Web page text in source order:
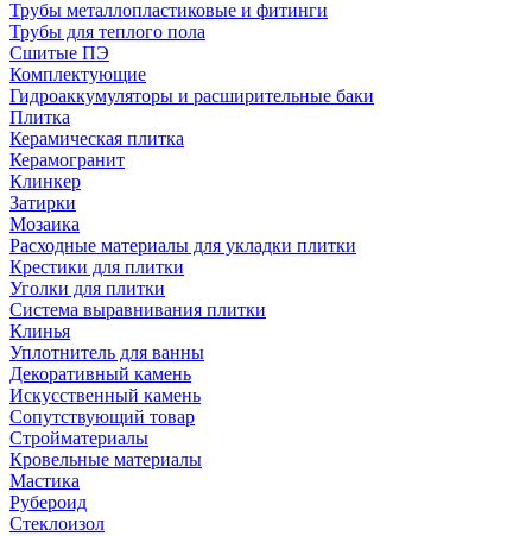
Трубы металлопластиковые и фитинги
Трубы для теплого пола
Сшитые ПЭ
Комплектующие
Гидроаккумуляторы и расширительные баки
Плитка
Керамическая плитка
Керамогранит
Клинкер
Затирки
Мозаика
Расходные материалы для укладки плитки
Крестики для плитки
Уголки для плитки
Система выравнивания плитки
Клинья
Уплотнитель для ванны
Декоративный камень
Искусственный камень
Сопутствующий товар
Стройматериалы
Кровельные материалы
Мастика
Рубероид
Стеклоизол